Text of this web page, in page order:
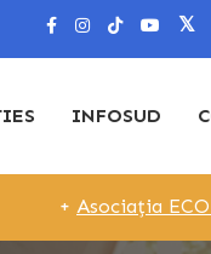
INFOSUD
Asociația ECOU